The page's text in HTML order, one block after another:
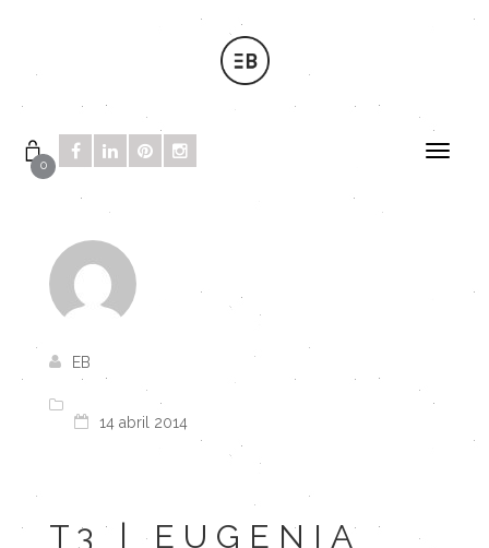
0
EB
14 abril 2014
T3 | EUGENIA